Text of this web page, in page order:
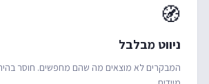
🧭
ניווט מבלבל
המבקרים לא מוצאים מה שהם מחפשים. חוסר